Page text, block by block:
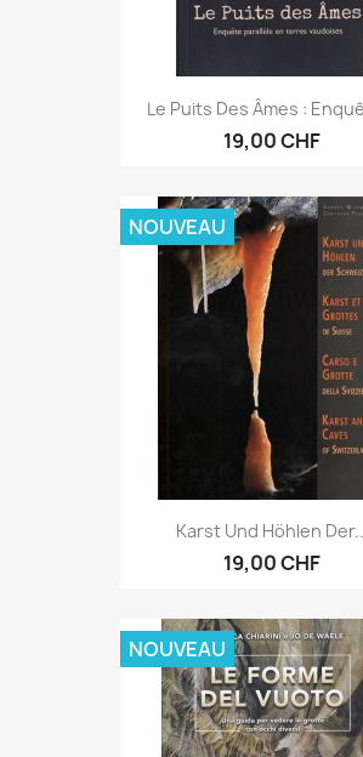
Le Puits Des Âmes :
19,00 CHF
Karst Und Höhlen
19,00 CHF
NOUVEAU
NOUVEAU